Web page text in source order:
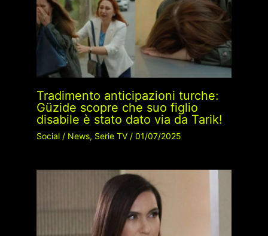
Tradimento anticipazioni turche:
Güzide scopre che suo figlio
disabile è stato dato via da Tarik!
Social/ News, Serie TV/ 01/07/2025